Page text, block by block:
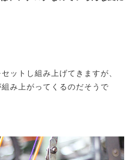
ットし組み上げてきますが、
み上がってくるのだそうで